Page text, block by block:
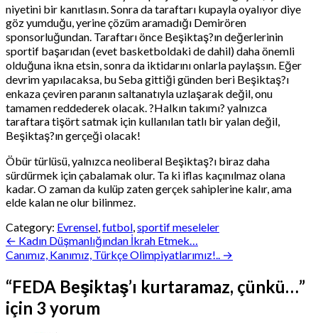
niyetini bir kanıtlasın. Sonra da taraftarı kupayla oyalıyor diye
göz yumduğu, yerine çözüm aramadığı Demirören
sponsorluğundan. Taraftarı önce Beşiktaş?ın değerlerinin
sportif başarıdan (evet basketboldaki de dahil) daha önemli
olduğuna ikna etsin, sonra da iktidarını onlarla paylaşsın. Eğer
devrim yapılacaksa, bu Seba gittiği günden beri Beşiktaş?ı
enkaza çeviren paranın saltanatıyla uzlaşarak değil, onu
tamamen reddederek olacak. ?Halkın takımı? yalnızca
taraftara tişört satmak için kullanılan tatlı bir yalan değil,
Beşiktaş?ın gerçeği olacak!
Öbür türlüsü, yalnızca neoliberal Beşiktaş?ı biraz daha
sürdürmek için çabalamak olur. Ta ki iflas kaçınılmaz olana
kadar. O zaman da kulüp zaten gerçek sahiplerine kalır, ama
elde kalan ne olur bilinmez.
Category: Evrensel,futbol,sportif meseleler
Yazı
gezinmesi
← Kadın Düşmanlığından İkrah Etmek…
Canımız, Kanımız, Türkçe Olimpiyatlarımız!.. →
“FEDA Beşiktaş’ı kurtaramaz, çünkü…”
için 3 yorum